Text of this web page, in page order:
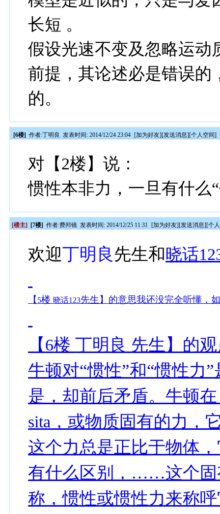
长短 。
假设光速不变及忽略运动
前提，其论述必是错误的
的
[6楼] 作者:丁明良 发表时间: 2014/12/24 23:04 [加为好友][发送消息][个人空间]
对【2楼】说：
惯性本非力，一旦有什么
[楼主] [7楼] 作者:费邦镜 发表时间: 2014/12/25 11:31 [加为好友][发送消息][个
欢迎丁明良 先生和晓话
【 5楼 晓话123先生】的意思我还没完全听懂，
【6楼丁明良 先生】的
牛顿对“惯性”和“惯性力
是，却前后矛盾。牛顿
sita ，或物质固有的力，
这个力总是正比于物体
有什么区别，……这个
称，惯性或惯性力来称